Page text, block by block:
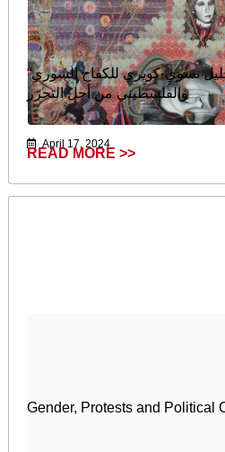
“الاغتسال بالصمود”: تحليل نسوي-كويري للكفاح السوري
والفلسطيني من أجل التحرّر
April 17, 2024
READ MORE >>
Gender, Protests and Political